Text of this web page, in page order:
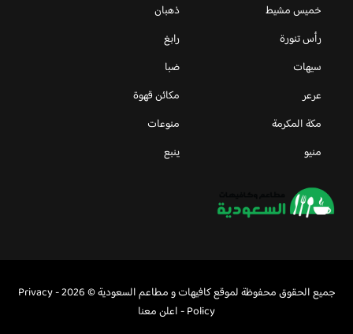
خميس مشيط
ذهبان
رأس تنورة
رابغ
سيهات
ضبا
عرعر
مكائن قهوة
مكة المكرمة
منوعات
منيو
ينبع
جميع الحقوق محفوظة لموقع كافيهات و مطاعم السعودية © 2026 -
Privacy
Policy
-اعلن معنا